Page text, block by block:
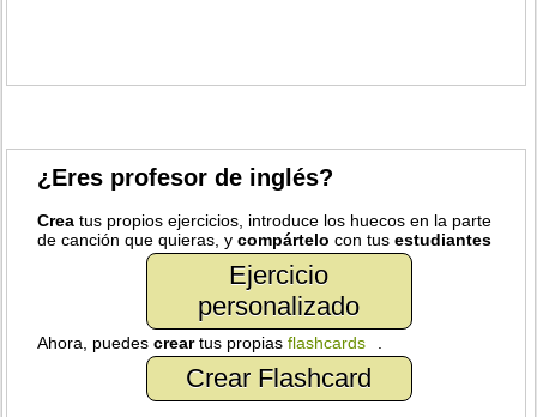
¿Eres profesor de inglés?
Crea tus propios ejercicios, introduce los huecos en la parte
de canción que quieras, ycompártelo con tusestudiantes
Ejercicio
personalizado
Ahora, puedescreartus propiasflashcards
Crear Flashcard